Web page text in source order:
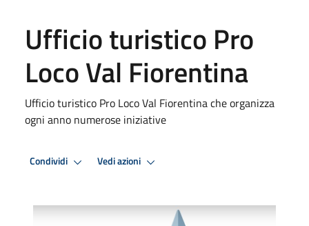
Ufficio turistico Pro
Loco Val Fiorentina
Ufficio turistico Pro Loco Val Fiorentina che organizza
ogni anno numerose iniziative
Condividi Vedi azioni